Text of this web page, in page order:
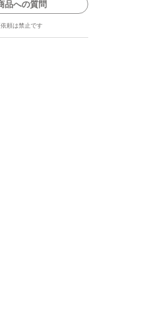
品への質問
頼は禁止です